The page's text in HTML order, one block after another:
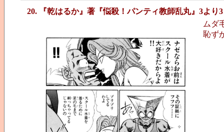
20. 『乾はるか』著『悩殺！パンティ教師乱丸』3より3
ムダ
恥ず